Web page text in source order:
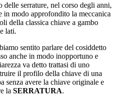
serrature, nel corso degli anni,
in modo approfondito la meccanica
della classica chiave a gambo
lati.
sentito parlare del cosiddetto
anche in modo inopportuno e
va detto trattasi di uno
il profilo della chiave di una
senza avere la chiave originale e
la SERRATURA.